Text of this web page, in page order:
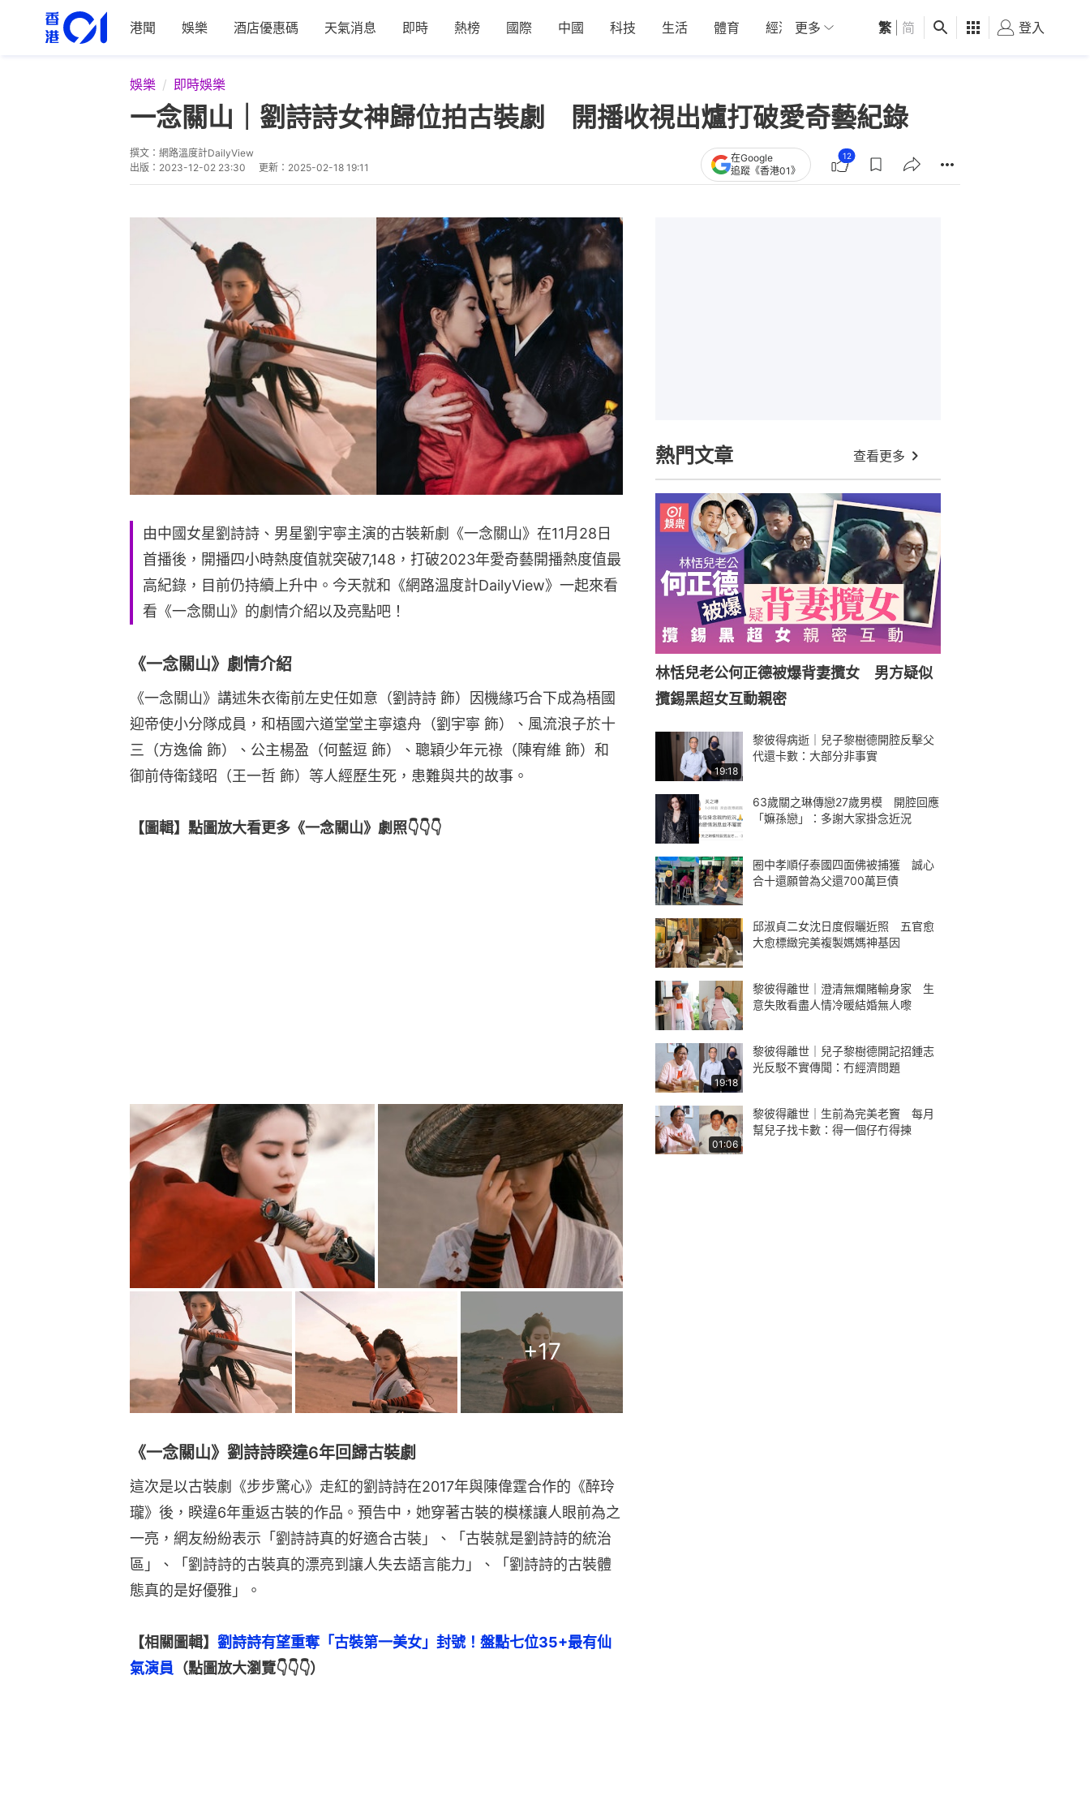
港聞 娛樂 酒店優惠碼 天氣消息 即時 熱榜 國際 中國 科技 生活 體育 經濟 01深圳 觀點 健康 好食玩飛
更多 繁 简 登入
娛樂 即時娛樂
一念關山｜劉詩詩女神歸位拍古裝劇 開播收視出爐打破愛奇藝紀錄
撰文： 網路溫度計DailyView
出版： 2023-12-02 23:30 更新： 2025-02-18 19:11
在Google
追蹤《香港01》
12
由中國女星劉詩詩、男星劉宇寧主演的古裝新劇《一念關山》在11月28日
首播後，開播四小時熱度值就突破7,148，打破2023年愛奇藝開播熱度值最
高紀錄，目前仍持續上升中。今天就和《網路溫度計DailyView》一起來看
看《一念關山》的劇情介紹以及亮點吧！
《一念關山》劇情介紹
《一念關山》講述朱衣衛前左史任如意（劉詩詩 飾）因機緣巧合下成為梧國
迎帝使小分隊成員，和梧國六道堂堂主寧遠舟（劉宇寧 飾）、風流浪子於十
三（方逸倫 飾）、公主楊盈（何藍逗 飾）、聰穎少年元祿（陳宥維 飾）和
御前侍衛錢昭（王一哲 飾）等人經歷生死，患難與共的故事。
【圖輯】點圖放大看更多《一念關山》劇照👇👇👇
+17
《一念關山》劉詩詩睽違6年回歸古裝劇
這次是以古裝劇《步步驚心》走紅的劉詩詩在2017年與陳偉霆合作的《醉玲
瓏》後，睽違6年重返古裝的作品。預告中，她穿著古裝的模樣讓人眼前為之
一亮，網友紛紛表示「劉詩詩真的好適合古裝」、「古裝就是劉詩詩的統治
區」、「劉詩詩的古裝真的漂亮到讓人失去語言能力」、「劉詩詩的古裝體
態真的是好優雅」。
【相關圖輯】 劉詩詩有望重奪「古裝第一美女」封號！盤點七位35+最有仙
氣演員 （點圖放大瀏覽👇👇👇）
熱門文章 查看更多
林恬兒老公何正德被爆背妻攬女 男方疑似
攬錫黑超女互動親密
19:18
黎彼得病逝｜兒子黎樹德開腔反擊父
代還卡數：大部分非事實
63歲關之琳傳戀27歲男模 開腔回應
「嫲孫戀」：多謝大家掛念近況
圈中孝順仔泰國四面佛被捕獲 誠心
合十還願曾為父還700萬巨債
邱淑貞二女沈日度假曬近照 五官愈
大愈標緻完美複製媽媽神基因
黎彼得離世｜澄清無爛賭輸身家 生
意失敗看盡人情冷暖結婚無人嚟
19:18
黎彼得離世｜兒子黎樹德開記招鍾志
光反駁不實傳聞：冇經濟問題
01:06
黎彼得離世｜生前為完美老竇 每月
幫兒子找卡數：得一個仔冇得揀